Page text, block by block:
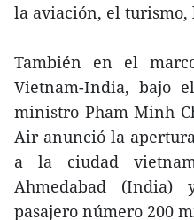
la aviación, el
También en el
Vietnam-India, bajo
ministro Pham Minh
Air anunció la
a la ciudad
Ahmedabad
pasajero número 200